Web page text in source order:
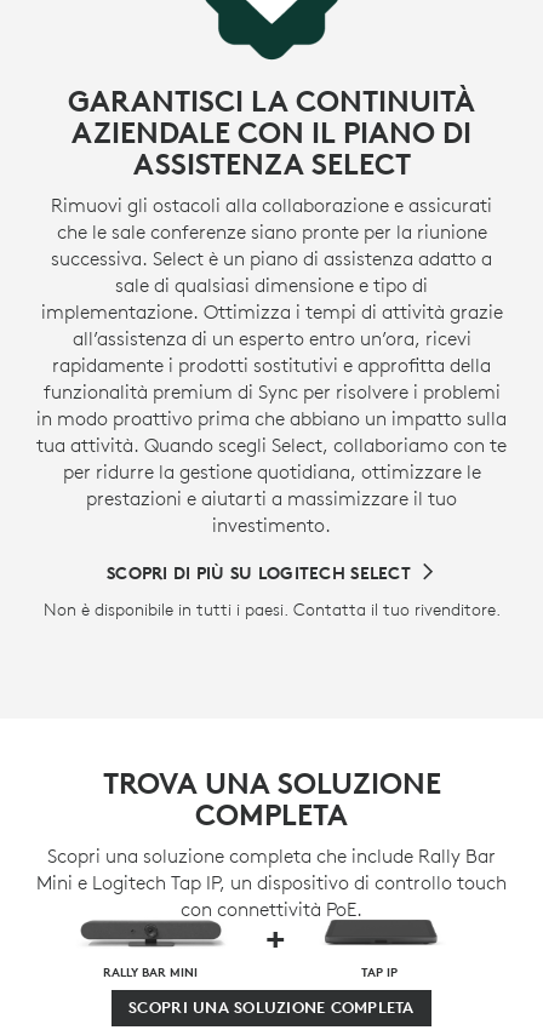
GARANTISCI LA CONTINUITÀ
AZIENDALE CON IL PIANO DI
ASSISTENZA SELECT
Rimuovi gli ostacoli alla collaborazione e assicurati
che le sale conferenze siano pronte per la riunione
successiva. Select è un piano di assistenza adatto a
sale di qualsiasi dimensione e tipo di
implementazione. Ottimizza i tempi di attività grazie
all’assistenza di un esperto entro un’ora, ricevi
rapidamente i prodotti sostitutivi e approfitta della
funzionalità premium di Sync per risolvere i problemi
in modo proattivo prima che abbiano un impatto sulla
tua attività. Quando scegli Select, collaboriamo con te
per ridurre la gestione quotidiana, ottimizzare le
prestazioni e aiutarti a massimizzare il tuo
investimento.
SCOPRI DI PIÙ SU LOGITECH SELECT
Non è disponibile in tutti i paesi. Contatta il tuo rivenditore.
TROVA UNA SOLUZIONE
COMPLETA
Scopri una soluzione completa che include Rally Bar
Mini e Logitech Tap IP, un dispositivo di controllo touch
con connettività PoE.
RALLY BAR MINI
+
TAP IP
SCOPRI UNA SOLUZIONE COMPLETA